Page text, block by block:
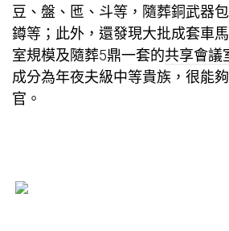
豆、盤、匜、斗等，隨葬銅武器
鐏等；此外，還發現大批成套車
室規模及隨葬5鼎一套的共享會議
成分為年夜夫級中等貴族，很能
官。